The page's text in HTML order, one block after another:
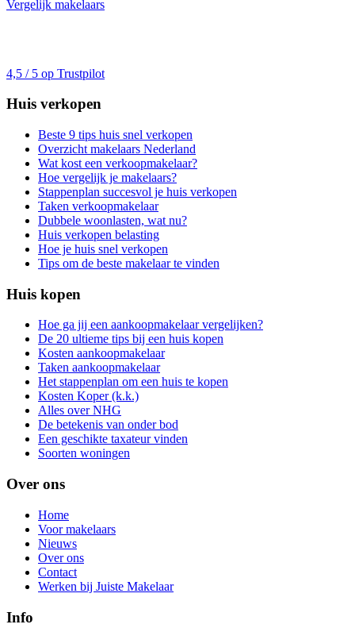
Vergelijk makelaars
4,5 / 5 op Trustpilot
Huis verkopen
Beste 9 tips huis snel verkopen
Overzicht makelaars Nederland
Wat kost een verkoopmakelaar?
Hoe vergelijk je makelaars?
Stappenplan succesvol je huis verkopen
Taken verkoopmakelaar
Dubbele woonlasten, wat nu?
Huis verkopen belasting
Hoe je huis snel verkopen
Tips om de beste makelaar te vinden
Huis kopen
Hoe ga jij een aankoopmakelaar vergelijken?
De 20 ultieme tips bij een huis kopen
Kosten aankoopmakelaar
Taken aankoopmakelaar
Het stappenplan om een huis te kopen
Kosten Koper (k.k.)
Alles over NHG
De betekenis van onder bod
Een geschikte taxateur vinden
Soorten woningen
Over ons
Home
Voor makelaars
Nieuws
Over ons
Contact
Werken bij Juiste Makelaar
Info